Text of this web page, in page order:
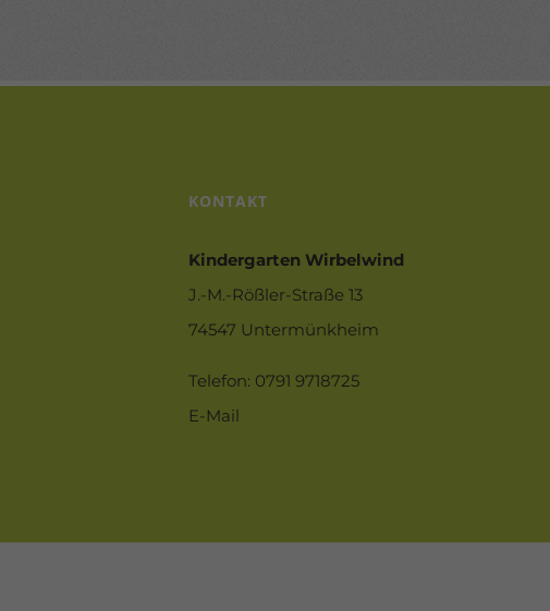
KONTAKT
Kindergarten Wirbelwind
J.-M.-Rößler-Straße 13
74547 Untermünkheim
Telefon: 0791 9718725
E-Mail